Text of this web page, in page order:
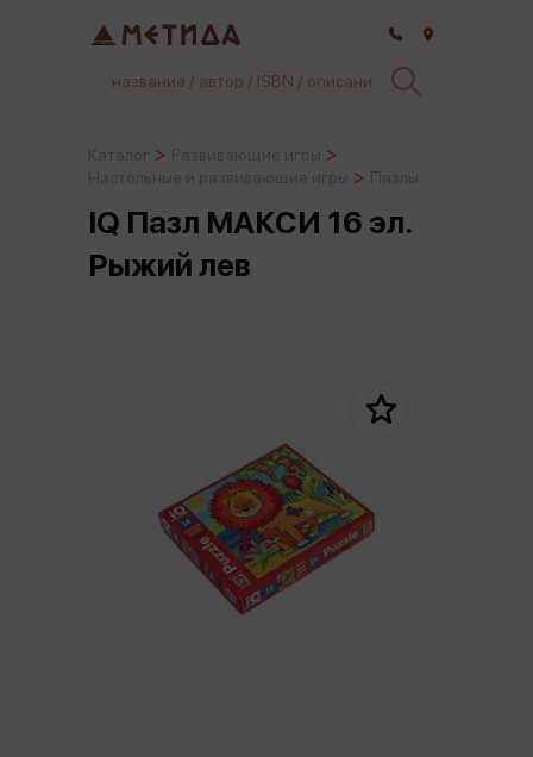
IQ Пазл МАКСИ 16 эл.
Рыжий лев